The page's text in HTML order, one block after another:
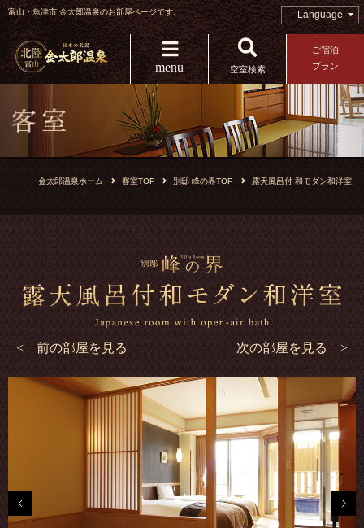
富山・魚津市 金太郎温泉のお部屋ページです。 Language
menu 空室検索
ご宿泊
プラン
金太郎温泉ホーム 客室TOP 別邸 峰の界TOP 露天風呂付 和モダン和洋室
< 前の部屋を見る 次の部屋を見る >